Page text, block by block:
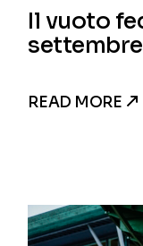
Il vuoto
READ MORE